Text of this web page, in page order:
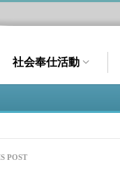
社会奉仕活動
POST